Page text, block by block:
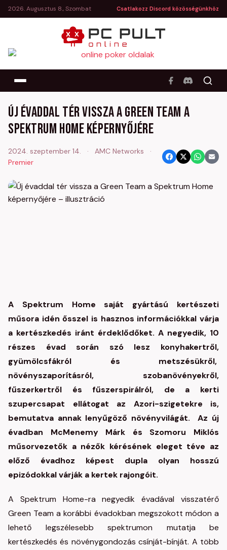
2026. Augusztus 8., Szombat Csatlakozz Discord közösségünkhöz
Új évaddal tér vissza a Green Team a
Spektrum Home képernyőjére
2024. szeptember 14. · AMC Networks
·
Premier
A Spektrum Home saját gyártású kertészeti
műsora idén ősszel is hasznos információkkal várja
a kertészkedés iránt érdeklődőket. A negyedik, 10
részes évad során szó lesz konyhakertről,
gyümölcsfákról és metszésükről,
növényszaporításról, szobanövényekről,
fűszerkertről és fűszerspirálról, de a kerti
szupercsapat ellátogat az Azori-szigetekre is,
bemutatva annak lenyűgöző növényvilágát. Az új
évadban McMenemy Márk és Szomoru Miklós
műsorvezetők a nézők kérésének eleget téve az
előző évadhoz képest dupla olyan hosszú
epizódokkal várják a kertek rajongóit.
A Spektrum Home-ra negyedik évadával visszatérő
Green Team a korábbi évadokban megszokott módon a
lehető legszélesebb spektrumon mutatja be
kertészkedés és növénygondozás csínját-bínját. A több